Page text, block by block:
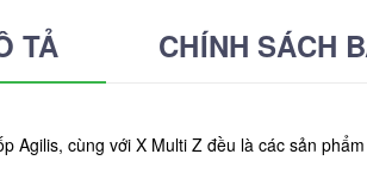
TẢ CHÍNH SÁCH
Agilis, cùng với X Multi Z đều là các sản